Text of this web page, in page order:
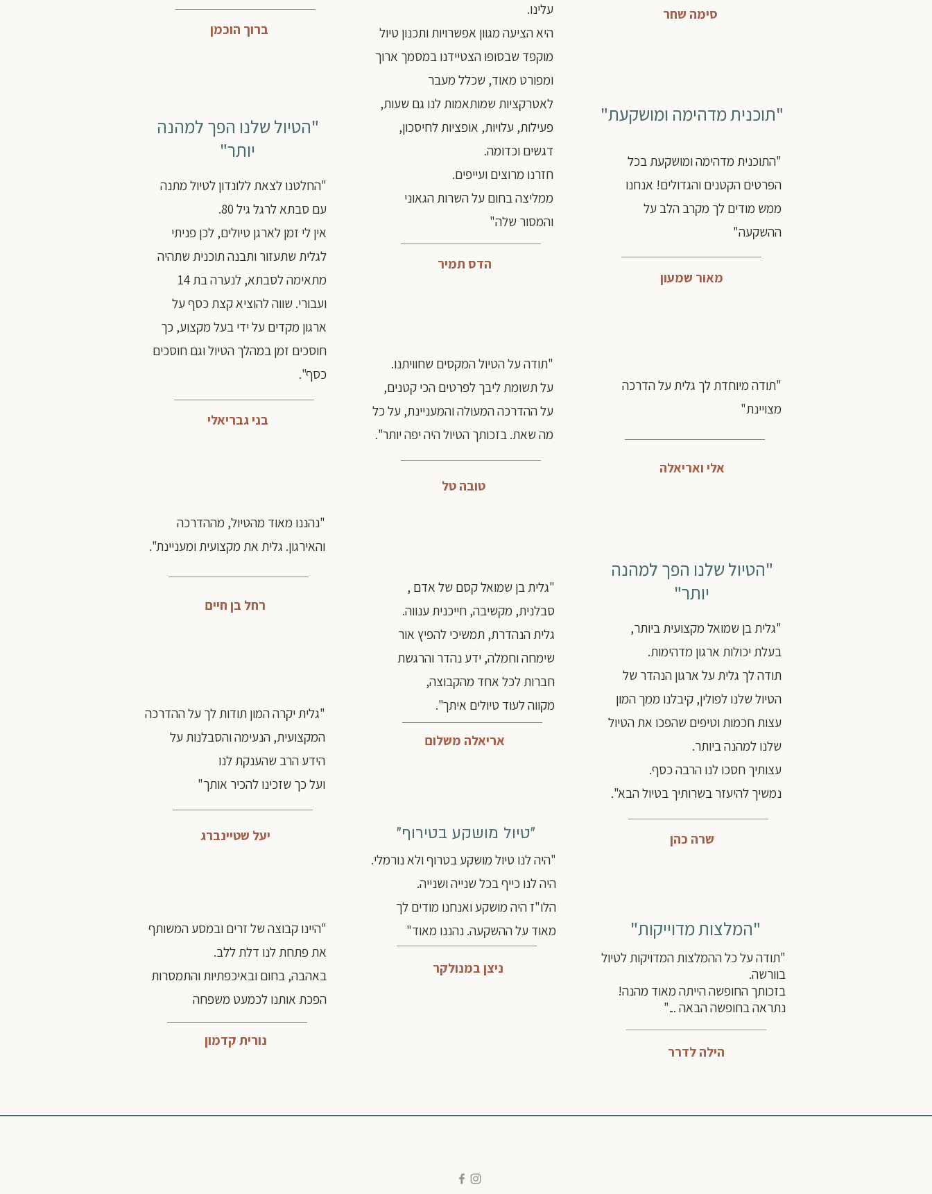
ברוך הוכמן
"הטיול שלנו הפך למהנה
יותר"
"החלטנו לצאת ללונדון לטיול מתנה
עם סבתא לרגל גיל 80.
אין לי זמן לארגן טיולים, לכן פניתי
לגלית שתעזור ותבנה תוכנית שתהיה
מתאימה לסבתא, לנערה בת 14
ועבורי. שווה להוציא קצת כסף על
ארגון מקדים על ידי בעל מקצוע, כך
חוסכים זמן במהלך הטיול וגם חוסכים
כסף".
בני גבריאלי
"נהננו מאוד מהטיול, מההדרכה
והאירגון. גלית את מקצועית ומעניינת".
רחל בן חיים
"גלית יקרה המון תודות לך על ההדרכה
המקצועית, הנעימה והסבלנות על
הידע הרב שהענקת לנו
ועל כך שזכינו להכיר אותך"
יעל שטיינברג
"היינו קבוצה של זרים ובמסע המשותף
את פתחת לנו דלת ללב.
באהבה, בחום ובאיכפתיות והתמסרות
הפכת אותנו לכמעט משפחה
נורית קדמון
עלינו.
היא הציעה מגוון אפשרויות ותכנון טיול
מוקפד שבסופו הצטיידנו במסמך ארוך
ומפורט מאוד, שכלל מעבר
לאטרקציות שמותאמות לנו גם שעות,
פעילות, עלויות, אופציות לחיסכון,
דגשים וכדומה.
חזרנו מרוצים ועייפים.
ממליצה בחום על השרות הגאוני
והמסור שלה"
הדס תמיר
"תודה על הטיול המקסים שחוויתנו.
על תשומת ליבך לפרטים הכי קטנים,
על ההדרכה המעולה והמעניינת, על כל
מה שאת. בזכותך הטיול היה יפה יותר".
טובה טל
"גלית בן שמואל קסם של אדם ,
סבלנית, מקשיבה, חייכנית ענווה.
גלית הנהדרת, תמשיכי להפיץ אור
שימחה וחמלה, ידע נהדר והרגשת
חברות לכל אחד מהקבוצה,
מקווה לעוד טיולים איתך".
אריאלה משלום
"היה לנו טיול מושקע בטרוף ולא נורמלי.
היה לנו כייף בכל שנייה ושנייה.
הלו"ז היה מושקע ואנחנו מודים לך
מאוד על ההשקעה. נהננו מאוד"
"טיול מושקע בטירוף"
ניצן במנולקר
סימה שחר
"תוכנית מדהימה ומושקעת"
"התוכנית מדהימה ומושקעת בכל
הפרטים הקטנים והגדולים! אנחנו
ממש מודים לך מקרב הלב על
ההשקעה"
מאור שמעון
"תודה מיוחדת לך גלית על הדרכה
מצויינת"
אלי ואריאלה
"הטיול שלנו הפך למהנה
יותר"
"גלית בן שמואל מקצועית ביותר,
בעלת יכולות ארגון מדהימות.
תודה לך גלית על ארגון הנהדר של
הטיול שלנו לפולין, קיבלנו ממך המון
עצות חכמות וטיפים שהפכו את הטיול
שלנו למהנה ביותר.
עצותיך חסכו לנו הרבה כסף.
נמשיך להיעזר בשרותיך בטיול הבא".
שרה כהן
"המלצות מדוייקות"
"תודה על כל ההמלצות המדויקות לטיול
בוורשה.
בזכותך החופשה הייתה מאוד מהנה!
נתראה בחופשה הבאה ..."
הילה לדרר